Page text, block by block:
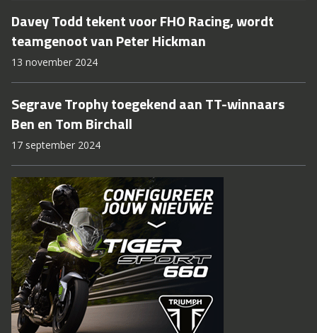
Davey Todd tekent voor FHO Racing, wordt
teamgenoot van Peter Hickman
13 november 2024
Segrave Trophy toegekend aan TT-winnaars
Ben en Tom Birchall
17 september 2024